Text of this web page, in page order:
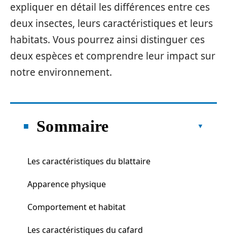
expliquer en détail les différences entre ces
deux insectes, leurs caractéristiques et leurs
habitats. Vous pourrez ainsi distinguer ces
deux espèces et comprendre leur impact sur
notre environnement.
Sommaire
Les caractéristiques du blattaire
Apparence physique
Comportement et habitat
Les caractéristiques du cafard